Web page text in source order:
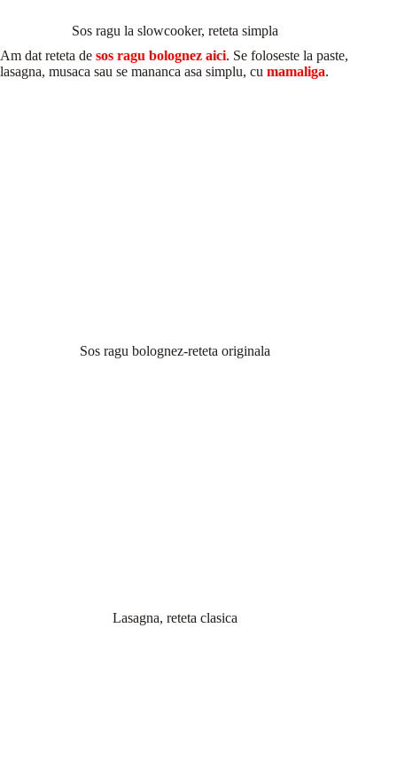
Sos ragu la slowcooker, reteta simpla
Am dat reteta de sos ragu bolognez aici. Se foloseste la paste,
lasagna, musaca sau se mananca asa simplu, cu mamaliga.
Sos ragu bolognez-reteta originala
Lasagna, reteta clasica